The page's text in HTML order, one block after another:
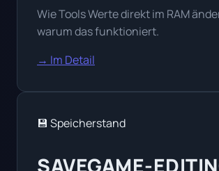
Wie Tools Werte direkt im RAM
warum das funktioniert.
→ Im Detail
💾 Speicherstand
SAVEGAME-